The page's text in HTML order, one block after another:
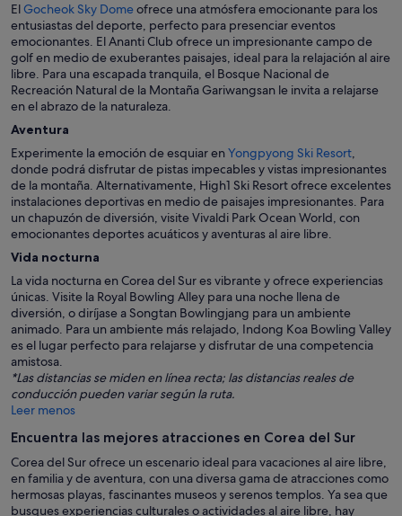
ElGocheok Sky Domeofrece una atmósfera emocionante para los
entusiastas del deporte, perfecto para presenciar eventos
emocionantes. El Ananti Club ofrece un impresionante campo de
golf en medio de exuberantes paisajes, ideal para la relajación al aire
libre. Para una escapada tranquila, el Bosque Nacional de
Recreación Natural de la Montaña Gariwangsan le invita a relajarse
en el abrazo de la naturaleza.
Aventura
Experimente la emoción de esquiar enYongpyong Ski Resort,
donde podrá disfrutar de pistas impecables y vistas impresionantes
de la montaña. Alternativamente, High1 Ski Resort ofrece excelentes
instalaciones deportivas en medio de paisajes impresionantes. Para
un chapuzón de diversión, visite Vivaldi Park Ocean World, con
emocionantes deportes acuáticos y aventuras al aire libre.
Vida nocturna
La vida nocturna en Corea del Sur es vibrante y ofrece experiencias
únicas. Visite la Royal Bowling Alley para una noche llena de
diversión, o diríjase a Songtan Bowlingjang para un ambiente
animado. Para un ambiente más relajado, Indong Koa Bowling Valley
es el lugar perfecto para relajarse y disfrutar de una competencia
amistosa.
*Las distancias se miden en línea recta; las distancias reales de
conducción pueden variar según la ruta.
Leer menos
Encuentra las mejores atracciones en Corea del Sur
Corea del Sur ofrece un escenario ideal para vacaciones al aire libre,
en familia y de aventura, con una diversa gama de atracciones como
hermosas playas, fascinantes museos y serenos templos. Ya sea que
busques experiencias culturales o actividades al aire libre, hay